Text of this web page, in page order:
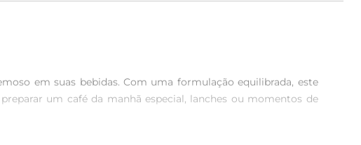
em suas bebidas. Com uma formulação equilibrada, este
um café da manhã especial, lanches ou momentos de